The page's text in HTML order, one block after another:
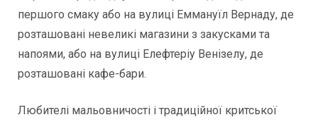
першого смаку або на вулиці Еммануїл Вернаду, де
розташовані невеликі магазини з закусками та
напоями, або на вулиці Елефтеріу Венізелу, де
розташовані кафе-бари.
Любителі мальовничості і традиційної критської